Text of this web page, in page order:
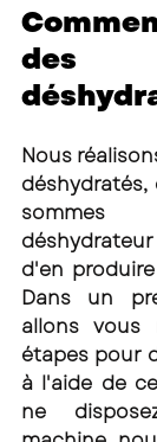
Nous
d'en
Dans un
allons vous
étapes pour
à l'aide de
ne